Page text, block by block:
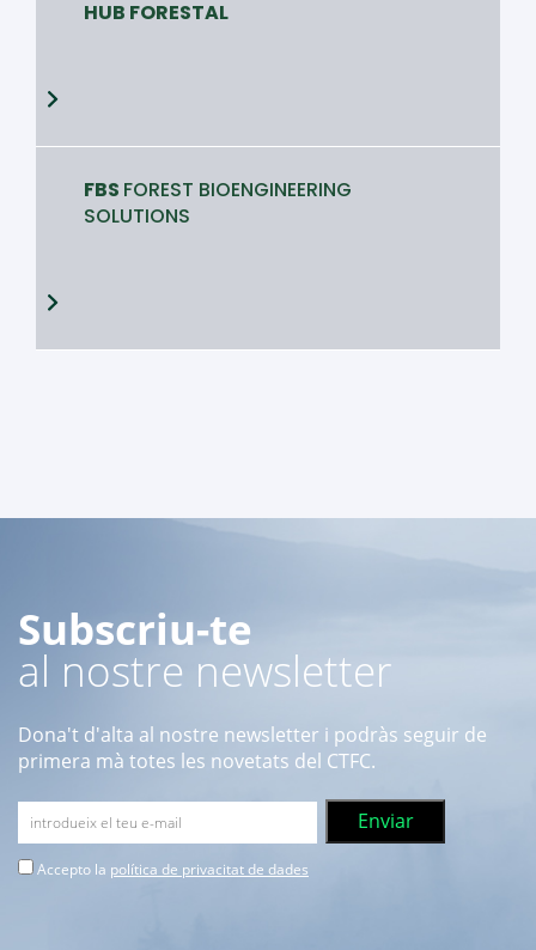
HUB FORESTAL
FBS FOREST BIOENGINEERING
SOLUTIONS
Subscriu-te
al nostre newsletter
Dona't d'alta al nostre newsletter i podràs seguir de
primera mà totes les novetats del CTFC.
Accepto la política de privacitat de dades